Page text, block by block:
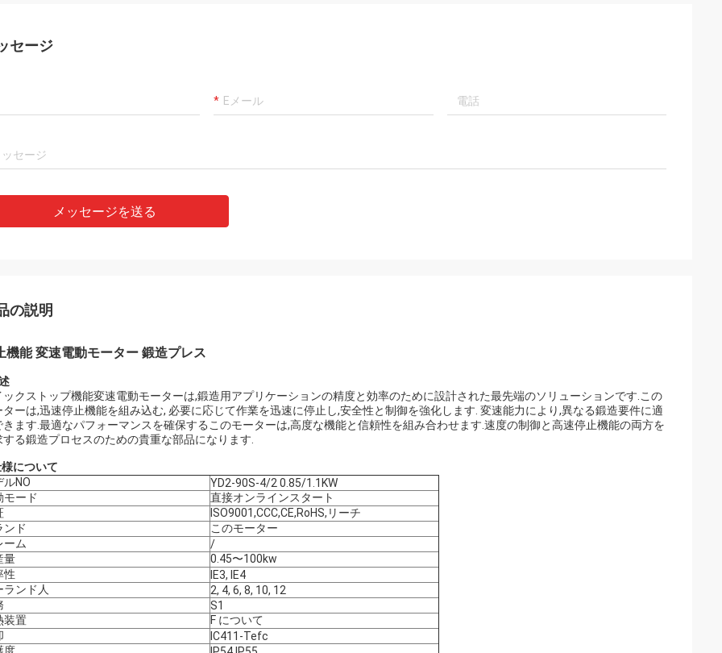
セージ
メッセージを送る
の説明
機能 変速電動モーター 鍛造プレス
ックストップ機能変速電動モーターは,鍛造用アプリケーションの精度と効率のために設計された最先端のソリューションです.この
ターは,迅速停止機能を組み込む, 必要に応じて作業を迅速に停止し,安全性と制御を強化します. 変速能力により,異なる鍛造要件に適
きます.最適なパフォーマンスを確保するこのモーターは,高度な機能と信頼性を組み合わせます.速度の制御と高速停止機能の両方を
する鍛造プロセスのための貴重な部品になります.
について
ルNO
YD2-90S-4/2 0.85/1.1KW
モード
直接オンラインスタート
ISO9001,CCC,CE,RoHS,リーチ
ンド
このモーター
ーム
/
量
0.45〜100kw
性
IE3, IE4
ランド人
2, 4, 6, 8, 10, 12
S1
装置
F について
IC411-Tefc